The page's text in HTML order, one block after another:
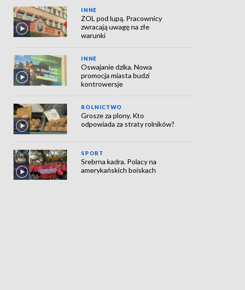
INNE
ZOL pod lupą. Pracownicy
zwracają uwagę na złe
warunki
INNE
Oswajanie dzika. Nowa
promocja miasta budzi
kontrowersje
ROLNICTWO
Grosze za plony. Kto
odpowiada za straty rolników?
SPORT
Srebrna kadra. Polacy na
amerykańskich boiskach